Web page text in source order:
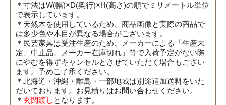
＊寸法はW(幅)×D(奥行)×H(高さ)の順でミリメートル単位
で表示しています。
＊天然木を使用しているため、商品画像と実際の商品で
は多少色や木目が異なる場合がございます。
＊民芸家具は受注生産のため、メーカーによる「生産未
定、中止品、メーカー在庫切れ」等で入荷予定がない際
にやむを得ずキャンセルとさせていただく場合もござい
ます。予めご了承ください。
＊北海道・沖縄・離島・一部地域は別途追加送料をいた
だいております。お見積りはお問い合わせください。
＊ 玄関渡し となります。